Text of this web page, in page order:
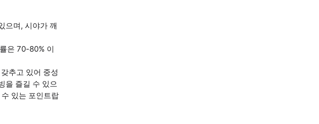
으며, 시야가 깨
은 70-80% 이
추고 있어 중성
을 즐길 수 있으
있는 포인트랍